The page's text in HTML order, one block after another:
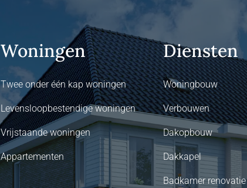
Woningen
Twee onder één kap woningen
Levensloopbestendige woningen
Vrijstaande woningen
Appartementen
Diensten
Woningbouw
Verbouwen
Dakopbouw
Dakkapel
Badkamer renovatie